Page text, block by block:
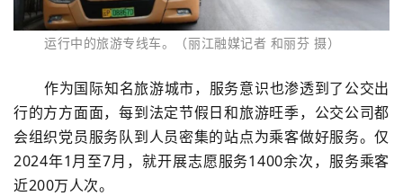
运行中的旅游专线车。（丽江融媒记者 和丽芬 摄）
作为国际知名旅游城市，服务意识也渗透到了公交出
行的方方面面，每到法定节假日和旅游旺季，公交公司都
会组织党员服务队到人员密集的站点为乘客做好服务。仅
2024年1月至7月，就开展志愿服务1400余次，服务乘客
近200万人次。